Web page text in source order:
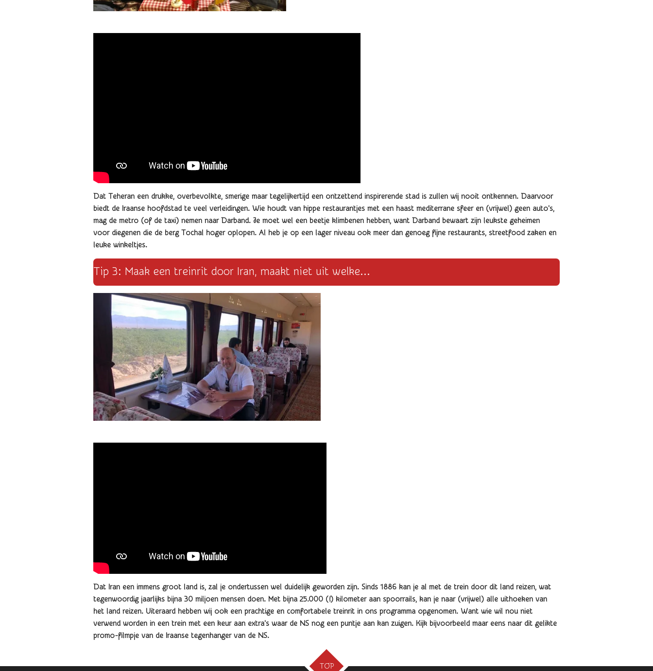
Dat Teheran een drukke, overbevolkte, smerige maar tegelijkertijd een ontzettend inspirerende stad is zullen wij nooit ontkennen. Daarvoor
biedt de Iraanse hoofdstad te veel verleidingen. Wie houdt van hippe restaurantjes met een haast mediterrane sfeer en (vrijwel) geen auto's,
mag de metro (of de taxi) nemen naar Darband. Je moet wel een beetje klimbenen hebben, want Darband bewaart zijn leukste geheimen
voor diegenen die de berg Tochal hoger oplopen. Al heb je op een lager niveau ook meer dan genoeg fijne restaurants, streetfood zaken en
leuke winkeltjes.
Tip 3: Maak een treinrit door Iran, maakt niet uit welke...
Dat Iran een immens groot land is, zal je ondertussen wel duidelijk geworden zijn. Sinds 1886 kan je al met de trein door dit land reizen, wat
tegenwoordig jaarlijks bijna 30 miljoen mensen doen. Met bijna 25.000 (!) kilometer aan spoorrails, kan je naar (vrijwel) alle uithoeken van
het land reizen. Uiteraard hebben wij ook een prachtige en comfortabele treinrit in ons programma opgenomen. Want wie wil nou niet
verwend worden in een trein met een keur aan extra's waar de NS nog een puntje aan kan zuigen. Kijk bijvoorbeeld maar eens naar dit gelikte
promo-filmpje van de Iraanse tegenhanger van de NS.
TOP